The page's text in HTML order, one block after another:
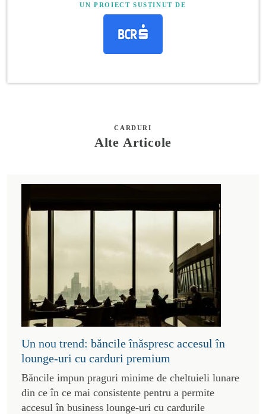
UN PROIECT SUSȚINUT DE
CARDURI
Alte Articole
Un nou trend: băncile înăspresc accesul în
lounge-uri cu carduri premium
Băncile impun praguri minime de cheltuieli lunare
din ce în ce mai consistente pentru a permite
accesul în business lounge-uri cu cardurile